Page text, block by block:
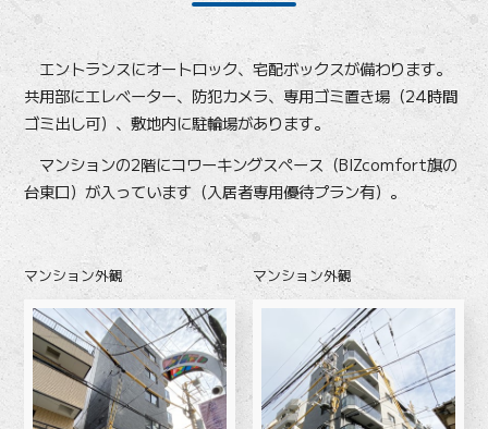
エントランスにオートロック、宅配ボックスが備わります。
共用部にエレベーター、防犯カメラ、専用ゴミ置き場（24時間
ゴミ出し可）、敷地内に駐輪場があります。
マンションの2階にコワーキングスペース（BIZcomfort旗の
台東口）が入っています（入居者専用優待プラン有）。
マンション外観 マンション外観